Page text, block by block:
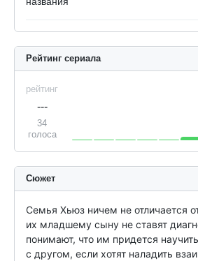
Рейтинг сериала
рейтинг
---
34
голоса
Сюжет
Семья Хьюз ничем не отличается
их младшему сыну не ставят
понимают, что им придется
с другом, если хотят наладить